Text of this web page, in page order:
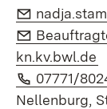
E-Mail:
E-Mail:
kn.kv.bwl.de
Telefon:
07771/
Nellenburg,